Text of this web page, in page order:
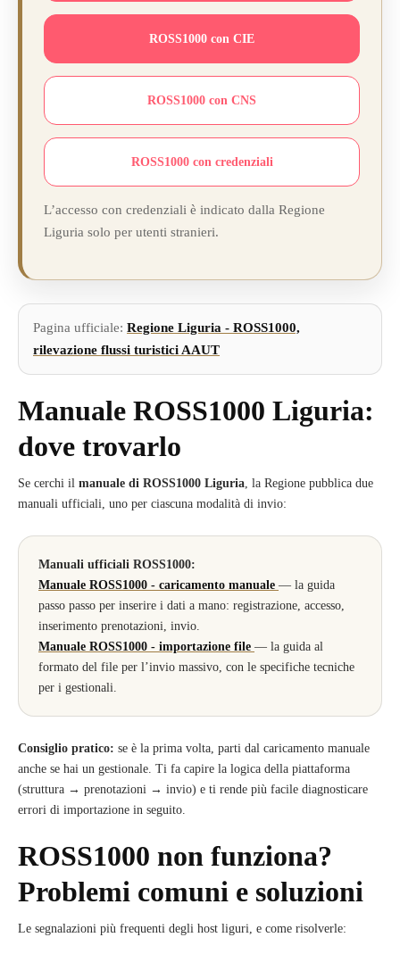
ROSS1000 con CIE
ROSS1000 con CNS
ROSS1000 con credenziali
L’accesso con credenziali è indicato dalla Regione
Liguria solo per utenti stranieri.
Pagina ufficiale: Regione Liguria - ROSS1000,
rilevazione flussi turistici AAUT
Manuale ROSS1000 Liguria:
dove trovarlo
Se cerchi il manuale di ROSS1000 Liguria, la Regione pubblica due
manuali ufficiali, uno per ciascuna modalità di invio:
Manuali ufficiali ROSS1000:
Manuale ROSS1000 - caricamento manuale — la guida
passo passo per inserire i dati a mano: registrazione, accesso,
inserimento prenotazioni, invio.
Manuale ROSS1000 - importazione file — la guida al
formato del file per l’invio massivo, con le specifiche tecniche
per i gestionali.
Consiglio pratico: se è la prima volta, parti dal caricamento manuale
anche se hai un gestionale. Ti fa capire la logica della piattaforma
(struttura → prenotazioni → invio) e ti rende più facile diagnosticare
errori di importazione in seguito.
ROSS1000 non funziona?
Problemi comuni e soluzioni
Le segnalazioni più frequenti degli host liguri, e come risolverle: